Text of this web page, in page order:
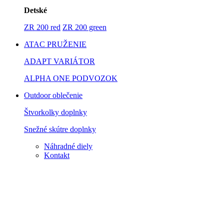
Detské
ZR 200 red ZR 200 green
ATAC PRUŽENIE
ADAPT VARIÁTOR
ALPHA ONE PODVOZOK
Outdoor oblečenie
Štvorkolky doplnky
Snežné skútre doplnky
Náhradné diely
Kontakt